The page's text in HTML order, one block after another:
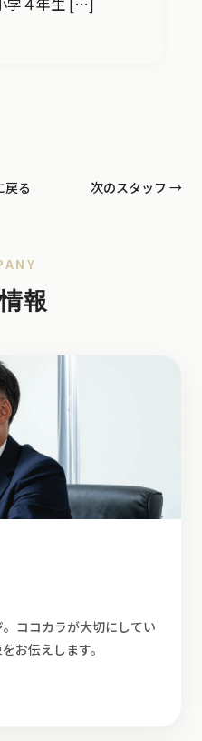
戻る 次のスタッフ →
報
ココカラが大切にしてい
お伝えします。